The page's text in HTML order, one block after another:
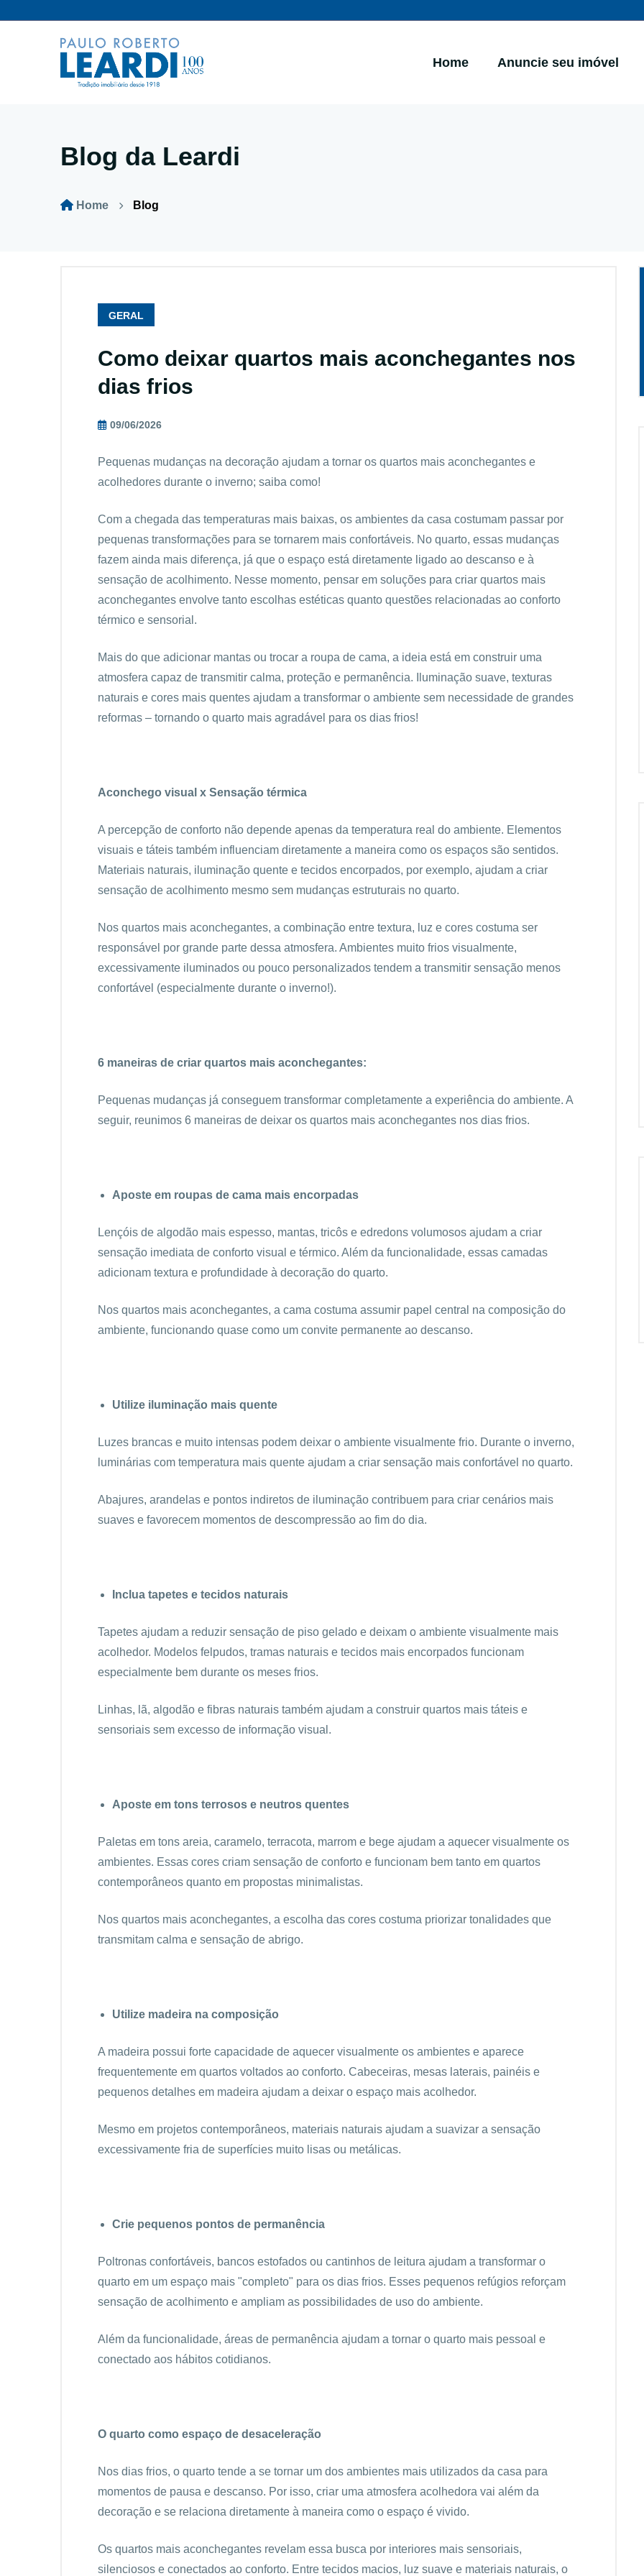
Home Anuncie seu imóvel
Blog da Leardi
Home Blog
GERAL
Como deixar quartos mais aconchegantes nos
dias frios
09/06/2026
Pequenas mudanças na decoração ajudam a tornar os quartos mais aconchegantes e
acolhedores durante o inverno; saiba como!
Com a chegada das temperaturas mais baixas, os ambientes da casa costumam passar por
pequenas transformações para se tornarem mais confortáveis. No quarto, essas mudanças
fazem ainda mais diferença, já que o espaço está diretamente ligado ao descanso e à
sensação de acolhimento. Nesse momento, pensar em soluções para criar quartos mais
aconchegantes envolve tanto escolhas estéticas quanto questões relacionadas ao conforto
térmico e sensorial.
Mais do que adicionar mantas ou trocar a roupa de cama, a ideia está em construir uma
atmosfera capaz de transmitir calma, proteção e permanência. Iluminação suave, texturas
naturais e cores mais quentes ajudam a transformar o ambiente sem necessidade de grandes
reformas – tornando o quarto mais agradável para os dias frios!
Aconchego visual x Sensação térmica
A percepção de conforto não depende apenas da temperatura real do ambiente. Elementos
visuais e táteis também influenciam diretamente a maneira como os espaços são sentidos.
Materiais naturais, iluminação quente e tecidos encorpados, por exemplo, ajudam a criar
sensação de acolhimento mesmo sem mudanças estruturais no quarto.
Nos quartos mais aconchegantes, a combinação entre textura, luz e cores costuma ser
responsável por grande parte dessa atmosfera. Ambientes muito frios visualmente,
excessivamente iluminados ou pouco personalizados tendem a transmitir sensação menos
confortável (especialmente durante o inverno!).
6 maneiras de criar quartos mais aconchegantes:
Pequenas mudanças já conseguem transformar completamente a experiência do ambiente. A
seguir, reunimos 6 maneiras de deixar os quartos mais aconchegantes nos dias frios.
Aposte em roupas de cama mais encorpadas
Lençóis de algodão mais espesso, mantas, tricôs e edredons volumosos ajudam a criar
sensação imediata de conforto visual e térmico. Além da funcionalidade, essas camadas
adicionam textura e profundidade à decoração do quarto.
Nos quartos mais aconchegantes, a cama costuma assumir papel central na composição do
ambiente, funcionando quase como um convite permanente ao descanso.
Utilize iluminação mais quente
Luzes brancas e muito intensas podem deixar o ambiente visualmente frio. Durante o inverno,
luminárias com temperatura mais quente ajudam a criar sensação mais confortável no quarto.
Abajures, arandelas e pontos indiretos de iluminação contribuem para criar cenários mais
suaves e favorecem momentos de descompressão ao fim do dia.
Inclua tapetes e tecidos naturais
Tapetes ajudam a reduzir sensação de piso gelado e deixam o ambiente visualmente mais
acolhedor. Modelos felpudos, tramas naturais e tecidos mais encorpados funcionam
especialmente bem durante os meses frios.
Linhas, lã, algodão e fibras naturais também ajudam a construir quartos mais táteis e
sensoriais sem excesso de informação visual.
Aposte em tons terrosos e neutros quentes
Paletas em tons areia, caramelo, terracota, marrom e bege ajudam a aquecer visualmente os
ambientes. Essas cores criam sensação de conforto e funcionam bem tanto em quartos
contemporâneos quanto em propostas minimalistas.
Nos quartos mais aconchegantes, a escolha das cores costuma priorizar tonalidades que
transmitam calma e sensação de abrigo.
Utilize madeira na composição
A madeira possui forte capacidade de aquecer visualmente os ambientes e aparece
frequentemente em quartos voltados ao conforto. Cabeceiras, mesas laterais, painéis e
pequenos detalhes em madeira ajudam a deixar o espaço mais acolhedor.
Mesmo em projetos contemporâneos, materiais naturais ajudam a suavizar a sensação
excessivamente fria de superfícies muito lisas ou metálicas.
Crie pequenos pontos de permanência
Poltronas confortáveis, bancos estofados ou cantinhos de leitura ajudam a transformar o
quarto em um espaço mais "completo" para os dias frios. Esses pequenos refúgios reforçam
sensação de acolhimento e ampliam as possibilidades de uso do ambiente.
Além da funcionalidade, áreas de permanência ajudam a tornar o quarto mais pessoal e
conectado aos hábitos cotidianos.
O quarto como espaço de desaceleração
Nos dias frios, o quarto tende a se tornar um dos ambientes mais utilizados da casa para
momentos de pausa e descanso. Por isso, criar uma atmosfera acolhedora vai além da
decoração e se relaciona diretamente à maneira como o espaço é vivido.
Os quartos mais aconchegantes revelam essa busca por interiores mais sensoriais,
silenciosos e conectados ao conforto. Entre tecidos macios, luz suave e materiais naturais, o